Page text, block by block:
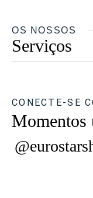
OS NOSSOS
Serviços
CONECTE-SE
Momentos